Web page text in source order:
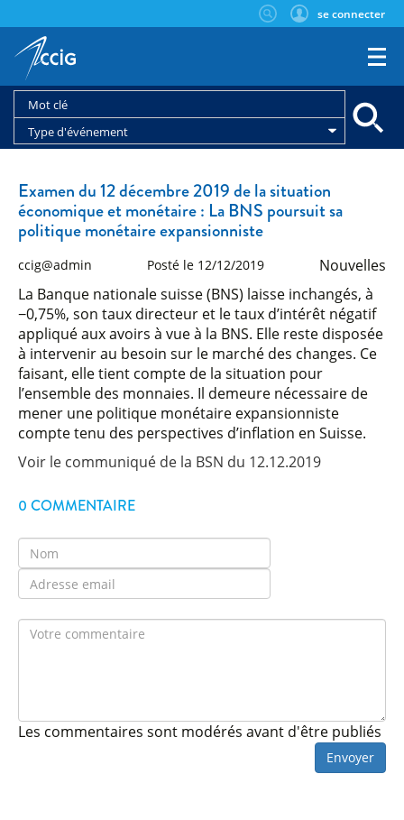
se connecter
Type d'événement
Examen du 12 décembre 2019 de la situation
économique et monétaire : La BNS poursuit sa
politique monétaire expansionniste
ccig@admin Posté le 12/12/2019
Nouvelles
La Banque nationale suisse (BNS) laisse inchangés, à
−0,75%, son taux directeur et le taux d’intérêt négatif
appliqué aux avoirs à vue à la BNS. Elle reste disposée
à intervenir au besoin sur le marché des changes. Ce
faisant, elle tient compte de la situation pour
l’ensemble des monnaies. Il demeure nécessaire de
mener une politique monétaire expansionniste
compte tenu des perspectives d’inflation en Suisse.
Voir le communiqué de la BSN du 12.12.2019
0 COMMENTAIRE
Les commentaires sont modérés avant d'être publiés
Envoyer